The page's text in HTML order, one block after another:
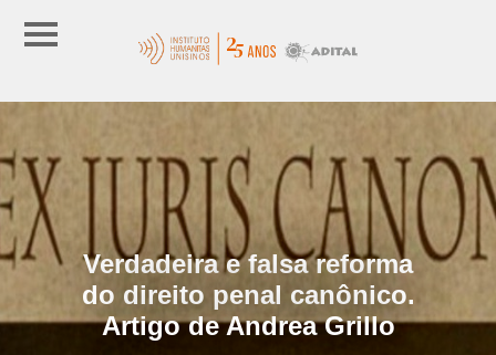
Verdadeira e falsa reforma
do direito penal canônico.
Artigo de Andrea Grillo